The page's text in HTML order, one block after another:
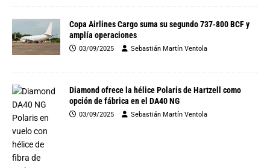
Copa Airlines Cargo suma su segundo 737-800 BCF y
amplía operaciones
03/09/2025 Sebastián Martín Ventola
Diamond ofrece la hélice Polaris de Hartzell como
opción de fábrica en el DA40 NG
03/09/2025 Sebastián Martín Ventola